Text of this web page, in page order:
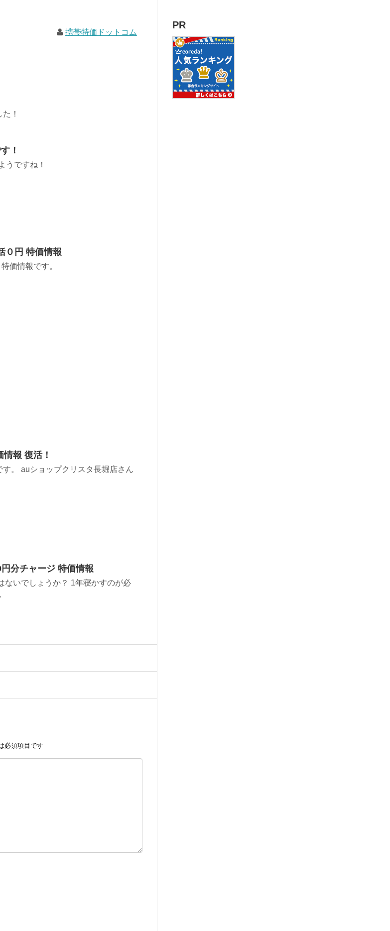
携帯特価ドットコム
！
！
うですね！
０円 特価情報
価情報です。
報 復活！
。 auショップクリスタ長堀店さん
分チャージ 特価情報
ないでしょうか？ 1年寝かすのが必
必須項目です
PR